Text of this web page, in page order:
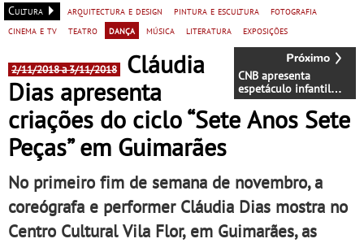
Cultura
arquitectura e design pintura e escultura
fotografia
cinema e tv
teatro dança música literatura exposições
CNB apresenta
espetáculo infantil
"Contos do astrato"
em Almada
2/11/2018 a 3/11/2018
Cláudia
Dias apresenta
criações do ciclo “Sete Anos Sete
Peças” em Guimarães
No primeiro fim de semana de novembro, a
coreógrafa e performer Cláudia Dias mostra no
Centro Cultural Vila Flor, em Guimarães, as